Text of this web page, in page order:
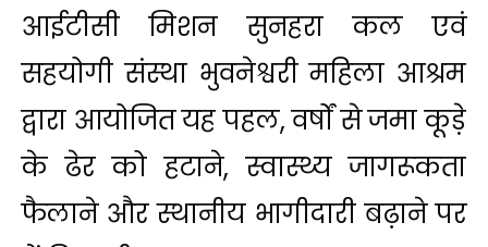
आईटीसी मिशन सुनहरा कल एवं
सहयोगी संस्था भुवनेश्वरी महिला आश्रम
द्वारा आयोजित यह पहल, वर्षों से जमा कूड़े
के ढेर को हटाने, स्वास्थ्य जागरूकता
फैलाने और स्थानीय भागीदारी बढ़ाने पर